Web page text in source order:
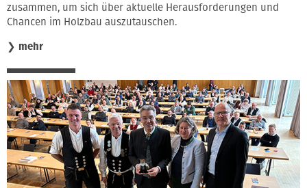
zusammen, um sich über aktuelle Herausforderungen und
Chancen im Holzbau auszutauschen.
❯ mehr